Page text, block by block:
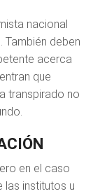
nacional
También deben
acerca
que
transpirado no
en el caso
las institutos u